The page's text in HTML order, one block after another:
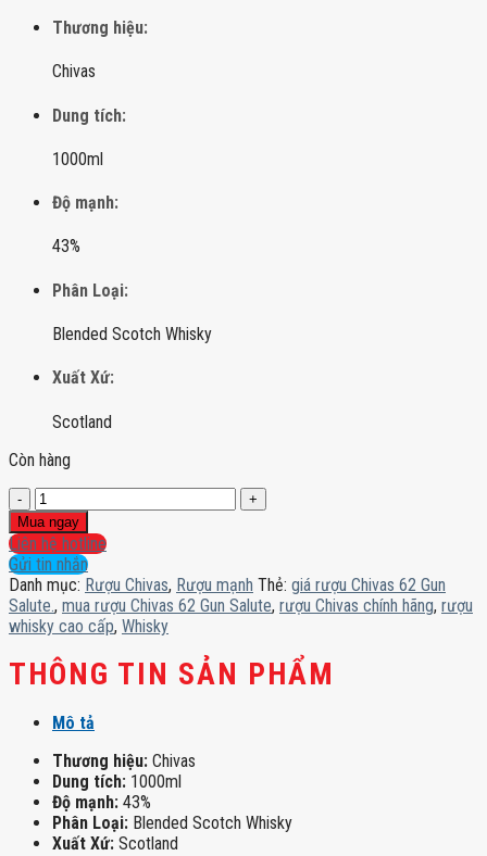
Thương hiệu:
Chivas
Dung tích:
1000ml
Độ mạnh:
43%
Phân Loại:
Blended Scotch Whisky
Xuất Xứ:
Scotland
Còn hàng
Rượu
Chivas
62
Gun
Salute
chính
hãng
số
lượng
Mua ngay
Liên hệ hotline
Gửi tin nhắn
Danh mục: Rượu Chivas, Rượu mạnh Thẻ: giá rượu Chivas 62 Gun
Salute., mua rượu Chivas 62 Gun Salute, rượu Chivas chính hãng, rượu
whisky cao cấp, Whisky
THÔNG TIN SẢN PHẨM
Mô tả
Thương hiệu: Chivas
Dung tích: 1000ml
Độ mạnh: 43%
Phân Loại: Blended Scotch Whisky
Xuất Xứ: Scotland